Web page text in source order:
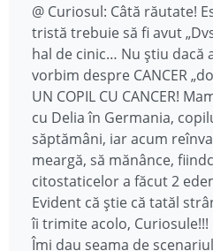
@ Curiosul: Câtă răutate!
tristă trebuie să fi avut
hal de cinic… Nu știu dacă
vorbim despre CANCER
UN COPIL CU CANCER!
cu Delia în Germania,
săptămâni, iar acum
meargă, să mănânce,
citostaticelor a făcut 2
Evident că știe că tatăl
îi trimite acolo, Curiosule!!!
Îmi dau seama de